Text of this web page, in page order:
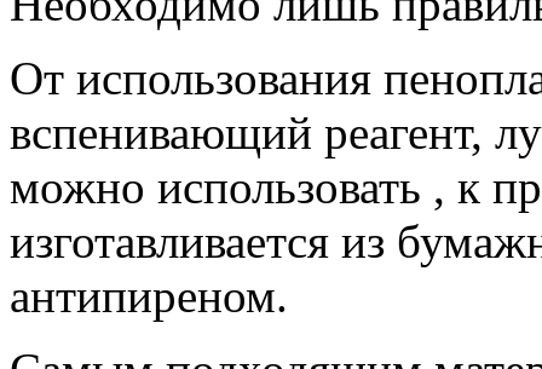
От использования
вспенивающий реагент,
можно использовать , к
изготавливается из
антипиреном.